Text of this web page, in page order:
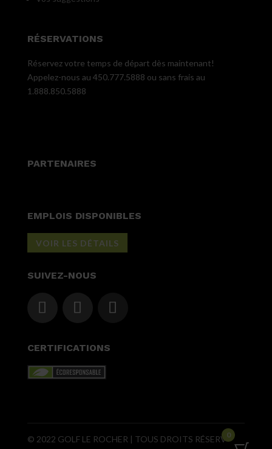
RÉSERVATIONS
Réservez votre temps de départ dès maintenant!
Appelez-nous au 450.777.5888 ou sans frais au
1.888.850.5888
PARTENAIRES
EMPLOIS DISPONIBLES
VOIR LES DÉTAILS
SUIVEZ-NOUS
CERTIFICATIONS
© 2022 GOLF LE ROCHER | TOUS DROITS RÉSERVÉS |
0